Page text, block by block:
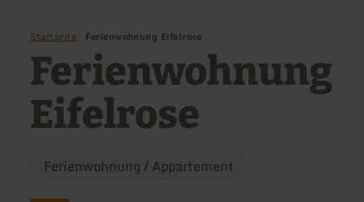
Startseite Ferienwohnung Eifelrose
Ferienwohnung
Eifelrose
Ferienwohnung / Appartement